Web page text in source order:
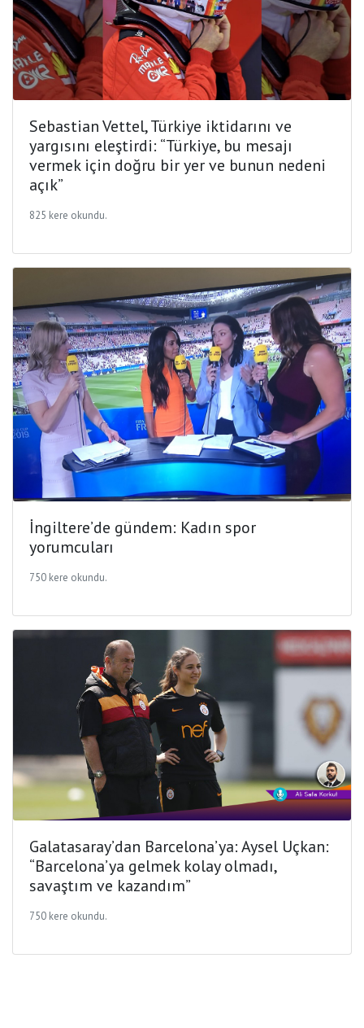
Sebastian Vettel, Türkiye iktidarını ve
yargısını eleştirdi: “Türkiye, bu mesajı
vermek için doğru bir yer ve bunun nedeni
açık”
825 kere okundu.
İngiltere’de gündem: Kadın spor
yorumcuları
750 kere okundu.
Galatasaray’dan Barcelona’ya: Aysel Uçkan:
“Barcelona’ya gelmek kolay olmadı,
savaştım ve kazandım”
750 kere okundu.